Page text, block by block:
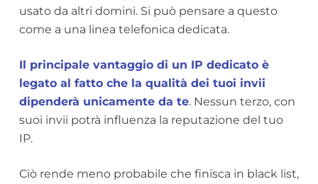
usato da altri domini. Si può pensare a questo
come a una linea telefonica dedicata.
Il principale vantaggio di un IP dedicato è
legato al fatto che la qualità dei tuoi invii
dipenderà unicamente da te. Nessun terzo, con
suoi invii potrà influenza la reputazione del tuo
IP.
Ciò rende meno probabile che finisca in black list,